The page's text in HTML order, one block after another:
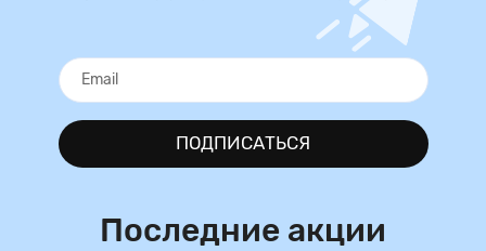
ПОДПИСАТЬСЯ
Последние акции